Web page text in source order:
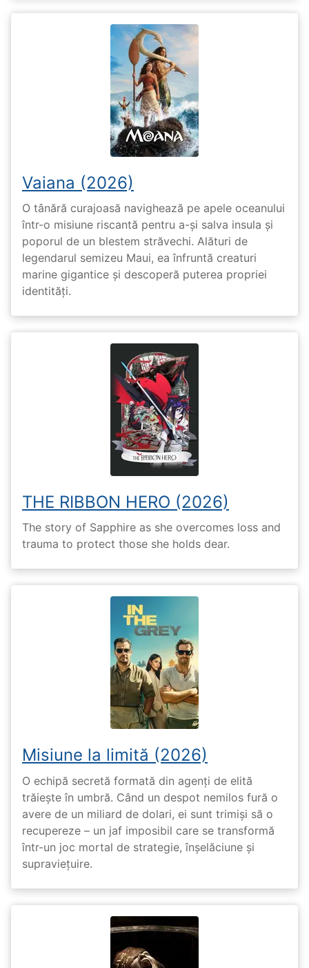
Vaiana (2026)
O tânără curajoasă navighează pe apele oceanului
într-o misiune riscantă pentru a-și salva insula și
poporul de un blestem străvechi. Alături de
legendarul semizeu Maui, ea înfruntă creaturi
marine gigantice și descoperă puterea propriei
identități.
THE RIBBON HERO (2026)
The story of Sapphire as she overcomes loss and
trauma to protect those she holds dear.
Misiune la limită (2026)
O echipă secretă formată din agenți de elită
trăiește în umbră. Când un despot nemilos fură o
avere de un miliard de dolari, ei sunt trimiși să o
recupereze – un jaf imposibil care se transformă
într-un joc mortal de strategie, înșelăciune și
supraviețuire.